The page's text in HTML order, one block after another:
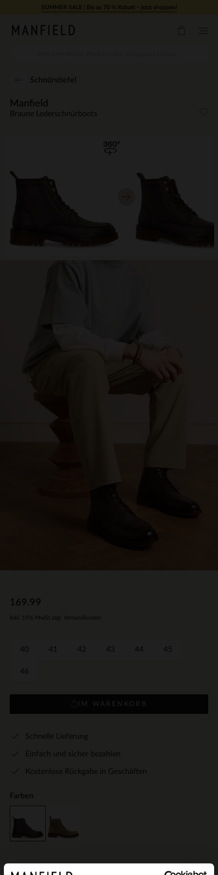
Zum Inhalt springenSUMMER SALE | Bis zu 70 % Rabatt – jetzt shoppen!
Schnürstiefel
Manfield
Braune Lederschnürboots
169.99
Inkl. 19% MwSt zzgl. Versandkosten
40 41 42 43 44 45
46
IM WARENKORB
Schnelle Lieferung
Einfach und sicher bezahlen
Kostenlose Rückgabe in Geschäften
Farben